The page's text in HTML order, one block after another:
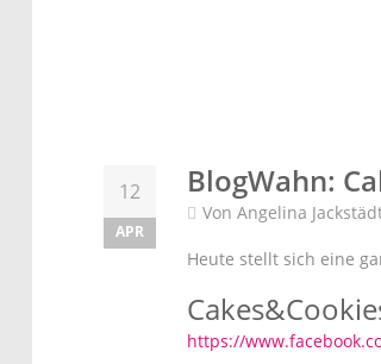
12
APR
BlogWahn:
Von Angelina
Heute stellt sich eine
https://